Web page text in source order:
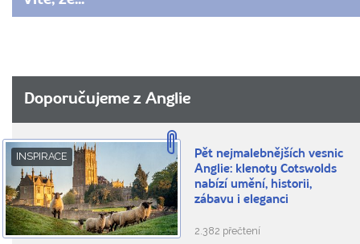
Doporučujeme z Anglie
INSPIRACE
Pět nejmalebnějších vesnic
Anglie: klenoty Cotswolds
nabízí umění, historii,
zábavu i eleganci
2.382 přečtení